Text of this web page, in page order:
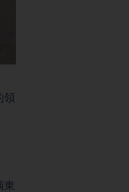
領
東